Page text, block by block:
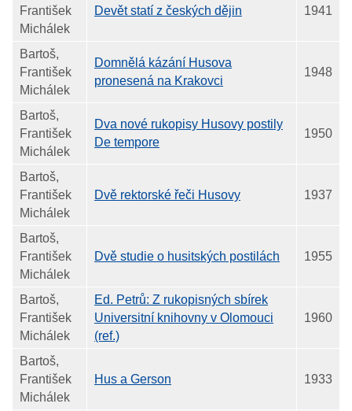
František
Michálek
Devět statí z českých dějin 1941
Bartoš,
František
Michálek
Domnělá kázání Husova
pronesená na Krakovci
1948
Bartoš,
František
Michálek
Dva nové rukopisy Husovy postily
De tempore
1950
Bartoš,
František
Michálek
Dvě rektorské řeči Husovy 1937
Bartoš,
František
Michálek
Dvě studie o husitských postilách 1955
Bartoš,
František
Michálek
Ed. Petrů: Z rukopisných sbírek
Universitní knihovny v Olomouci
(ref.)
1960
Bartoš,
František
Michálek
Hus a Gerson 1933